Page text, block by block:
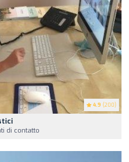
4.9 (200)
di contatto